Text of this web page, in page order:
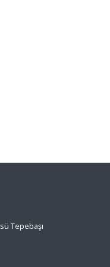
Tepebaşı